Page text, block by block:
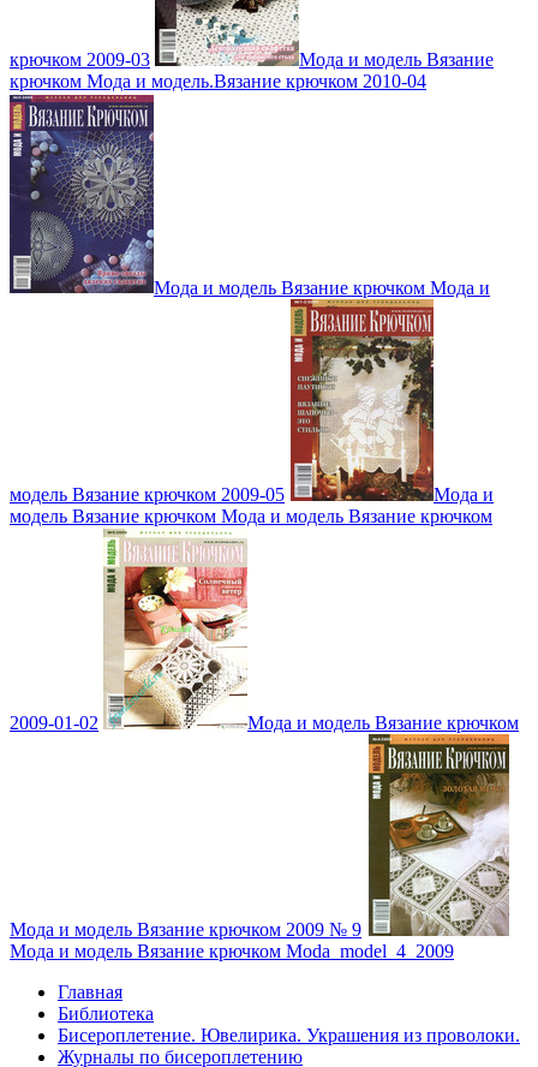
крючком 2009-03
Мода и модель Вязание
крючком Мода и модель.Вязание крючком 2010-04
Мода и модель Вязание крючком Мода и
модель Вязание крючком 2009-05
Мода и
модель Вязание крючком Мода и модель Вязание крючком
2009-01-02 Мода и модель Вязание крючком
Мода и модель Вязание крючком 2009 № 9
Мода и модель Вязание крючком Moda_model_4_2009
Главная
Библиотека
Бисероплетение. Ювелирика. Украшения из проволоки.
Журналы по бисероплетению